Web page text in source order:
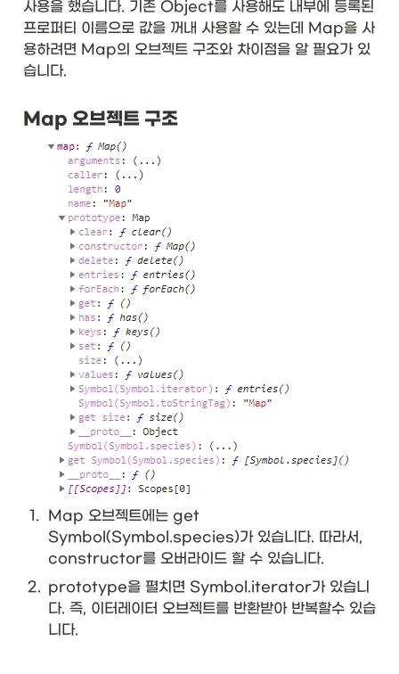
사용을 했습니다. 기존 Object를 사용해도 내부에 등록된
프로퍼티 이름으로 값을 꺼내 사용할 수 있는데 Map을 사
용하려면 Map의 오브젝트 구조와 차이점을 알 필요가 있
습니다.
Map 오브젝트 구조
1 .
Map 오브젝트에는 get
Symbol(Symbol.species)가 있습니다. 따라서,
constructor를 오버라이드 할 수 있습니다.
2. prototype을 펼치면 Symbol.iterator가 있습니
다. 즉, 이터레이터 오브젝트를 반환받아 반복할수 있습
니다.